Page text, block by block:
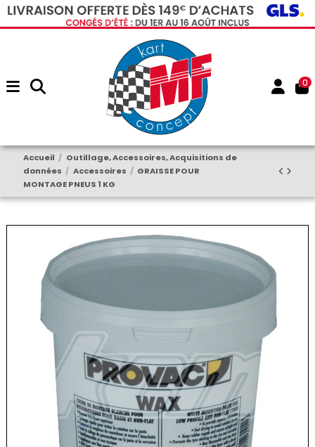
0
Accueil
Outillage, Accessoires, Acquisitions de
données
Accessoires
GRAISSE POUR
MONTAGE PNEUS 1 KG